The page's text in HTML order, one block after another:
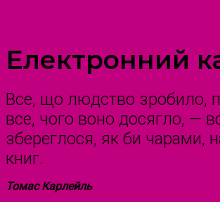
Електронний
Все, що людство зробило,
все, чого воно досягло, —
збереглося, як би чарами,
книг.
Томас Карлейль